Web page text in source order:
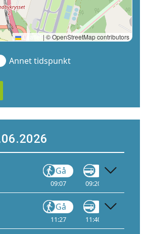
Leaflet | © OpenStreetMap contributors
Annet tidspunkt
Gå
09:07 09:20
Gå
11:27 11:40